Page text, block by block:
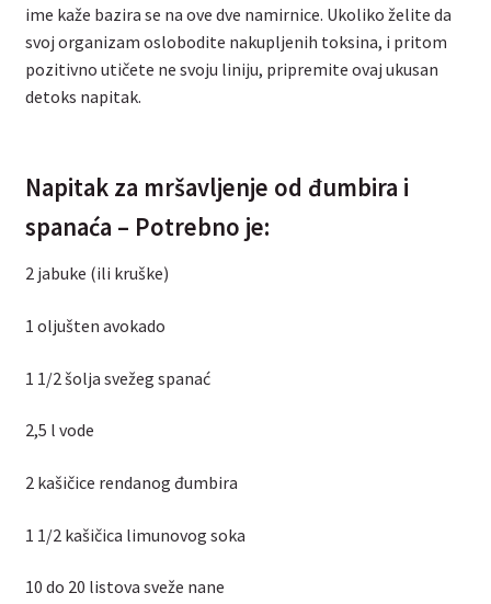
ime kaže bazira se na ove dve namirnice. Ukoliko želite da
svoj organizam oslobodite nakupljenih toksina, i pritom
pozitivno utičete ne svoju liniju, pripremite ovaj ukusan
detoks napitak.
Napitak za mršavljenje od đumbira i
spanaća – Potrebno je:
2 jabuke (ili kruške)
1 oljušten avokado
1 1/2 šolja svežeg spanać
2,5 l vode
2 kašičice rendanog đumbira
1 1/2 kašičica limunovog soka
10 do 20 listova sveže nane